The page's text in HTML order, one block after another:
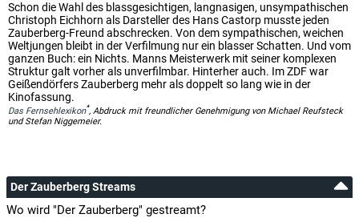
Schon die Wahl des blassgesichtigen, langnasigen, unsympathischen
Christoph Eichhorn als Darsteller des Hans Castorp musste jeden
Zauberberg-Freund abschrecken. Von dem sympathischen, weichen
Weltjungen bleibt in der Verfilmung nur ein blasser Schatten. Und vom
ganzen Buch: ein Nichts. Manns Meisterwerk mit seiner komplexen
Struktur galt vorher als unverfilmbar. Hinterher auch. Im ZDF war
Geißendörfers Zauberberg mehr als doppelt so lang wie in der
Kinofassung.
Das Fernsehlexikon*, Abdruck mit freundlicher Genehmigung von Michael Reufsteck
und Stefan Niggemeier.
Der Zauberberg Streams
Wo wird "Der Zauberberg" gestreamt?